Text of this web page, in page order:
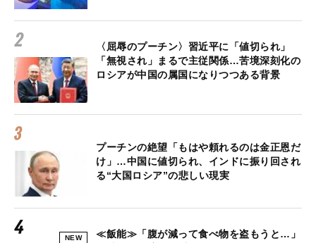
〈屈辱のプーチン〉習近平に「値切られ」
「無視され」まるで主従関係…苦境深刻化の
ロシアが中国の属国になりつつある背景
プーチンの絶望「もはや頼れるのは金正恩だ
け」…中国に値切られ、インドに振り回され
る“大国ロシア”の悲しい現実
NEW
≪飯能≫「腹が減って食べ物を盗もうと…」